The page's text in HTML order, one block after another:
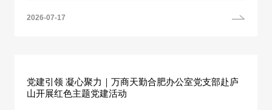
2026-07-17
党建引领 凝心聚力｜万商天勤合肥办公室党支部赴庐
山开展红色主题党建活动